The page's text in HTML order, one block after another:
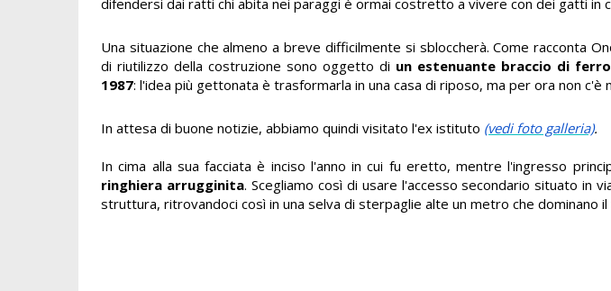
Una situazione che almeno a breve difficilmente si sbloccherà. Come racconta
di riutilizzo della costruzione sono oggetto di un estenuante braccio di
1987: l'idea più gettonata è trasformarla in una casa di riposo, ma per ora non c'è
In attesa di buone notizie, abbiamo quindi visitato l'ex istituto (vedi foto galleria).
In cima alla sua facciata è inciso l'anno in cui fu eretto, mentre l'ingresso
ringhiera arrugginita. Scegliamo così di usare l'accesso secondario situato in
struttura, ritrovandoci così in una selva di sterpaglie alte un metro che dominano il